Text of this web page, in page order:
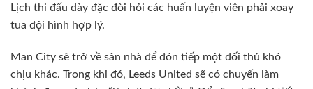
Lịch thi đấu dày đặc đòi hỏi các huấn luyện viên phải xoay
tua đội hình hợp lý.
Man City sẽ trở về sân nhà để đón tiếp một đối thủ khó
chịu khác. Trong khi đó, Leeds United sẽ có chuyến làm